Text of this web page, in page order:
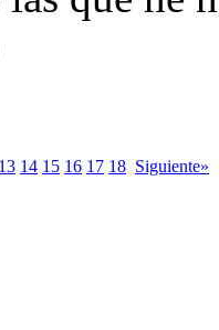
13 14 15 16 17 18 Siguiente»